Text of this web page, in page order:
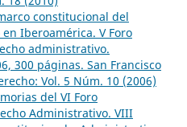
constitucional del
Iberoamérica. V Foro
administrativo.
300 páginas. San Francisco
Vol. 5 Núm. 10 (2006)
del VI Foro
Administrativo. VIII